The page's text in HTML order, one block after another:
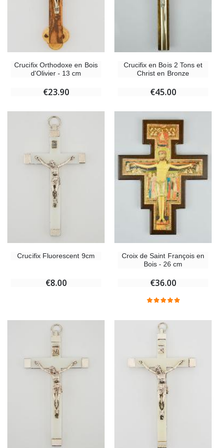
Crucifix Orthodoxe en Bois
d'Olivier - 13 cm
€23.90
Crucifix en Bois 2 Tons et
Christ en Bronze
€45.00
Crucifix Fluorescent 9cm
€8.00
Croix de Saint François en
Bois - 26 cm
€36.00